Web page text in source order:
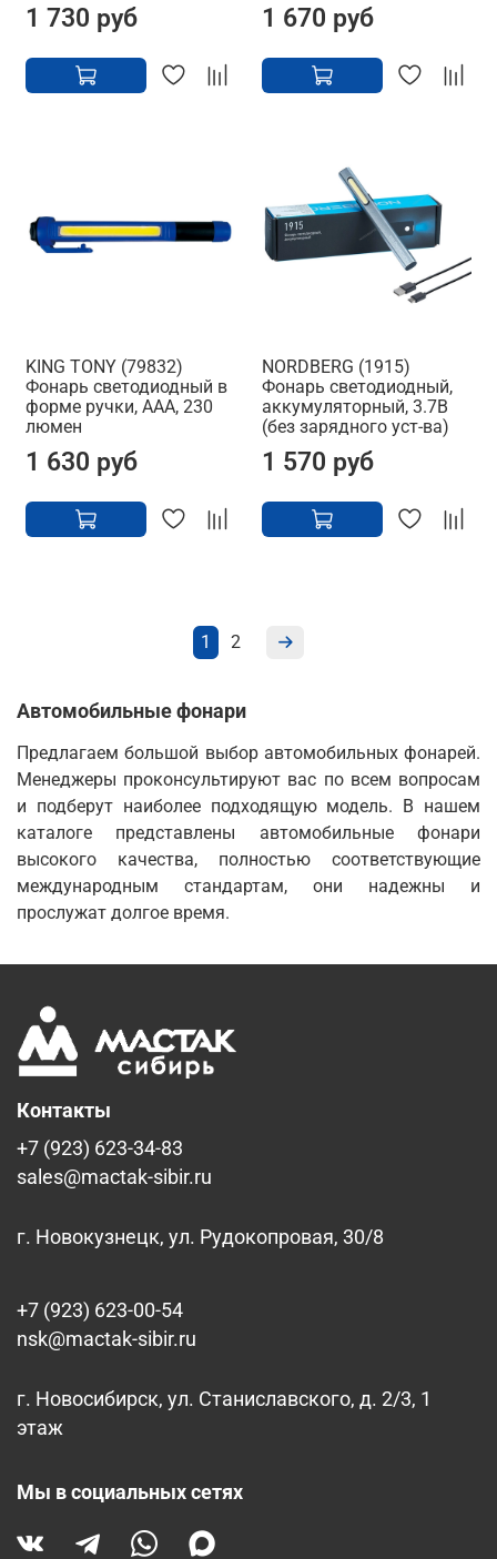
1 730 руб 1 670 руб
KING TONY (79832)
Фонарь светодиодный в
форме ручки, ААА, 230
люмен
1 630 руб
NORDBERG (1915)
Фонарь светодиодный,
аккумуляторный, 3.7В
(без зарядного уст-ва)
1 570 руб
1 2
Автомобильные фонари
Предлагаем большой выбор автомобильных фонарей.
Менеджеры проконсультируют вас по всем вопросам
и подберут наиболее подходящую модель. В нашем
каталоге представлены автомобильные фонари
высокого качества, полностью соответствующие
международным стандартам, они надежны и
прослужат долгое время.
Контакты
+7 (923) 623-34-83
sales@mactak-sibir.ru
г. Новокузнецк, ул. Рудокопровая, 30/8
+7 (923) 623-00-54
nsk@mactak-sibir.ru
г. Новосибирск, ул. Станиславского, д. 2/3, 1
этаж
Мы в социальных сетях